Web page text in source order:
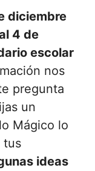
diciembre
4 de
escolar
nos
pregunta
un
Mágico lo
tus
ideas